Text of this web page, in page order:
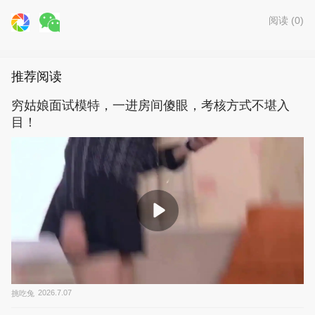
阅读 (0)
推荐阅读
穷姑娘面试模特，一进房间傻眼，考核方式不堪入
目！
挑吃兔 2026.7.07